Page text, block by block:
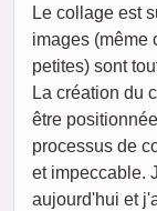
Le collage est
images (même
petites) sont
La création du
être
processus de
et impeccable.
aujourd'hui et